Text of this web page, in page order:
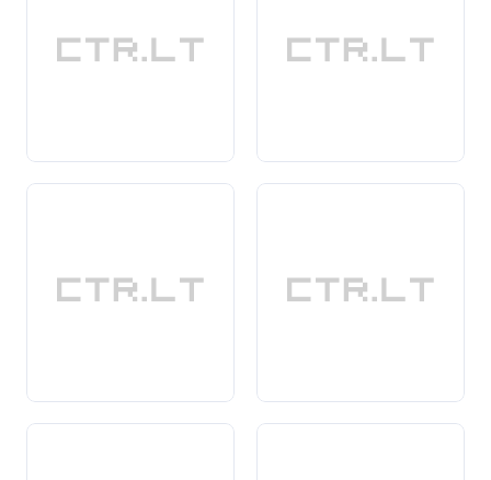
tapetais, kurie taps neatsiejama jūsų interjero dalimi.